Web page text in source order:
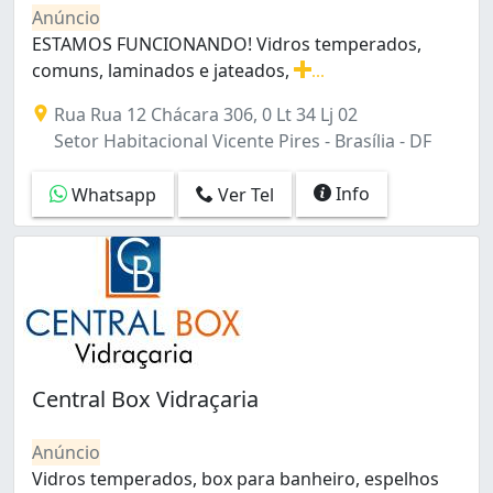
Condomínio Residencial Santa Maria (Santa Maria) (1)
Cruzeiro (9)
Cruzeiro Novo (1)
Del Lago I (Itapoã) (1)
Del Lago II (Itapoã) (1)
Fazendinha (Itapoã) (1)
Gama (16)
Granja Torto (7)
Guará (31)
Guará I (3)
Guará II (5)
Itapoã I (1)
Itapoã II (1)
Lago Norte (2)
Lago Sul (1)
Metropolitana (Núcleo Bandeirante) (2)
Norte (Águas Claras) (3)
Anúncio
ESTAMOS FUNCIONANDO! Vidros temperados,
comuns, laminados e jateados,
Rua Rua 12 Chácara 306, 0 Lt 34 Lj 02
Setor Habitacional Vicente Pires - Brasília - DF
Whatsapp Ver Tel Info
Central Box Vidraçaria
Anúncio
Vidros temperados, box para banheiro, espelhos